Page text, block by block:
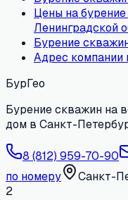
Цены на
Ленинградской
Бурение
Адрес компании
БурГео
Бурение скважин на
дом в Санкт-
8 (812) 959-70-90
по номеру
Санкт-
2